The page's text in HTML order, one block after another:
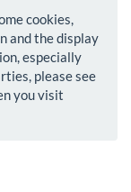
cookies,
and the display
especially
please see
you visit